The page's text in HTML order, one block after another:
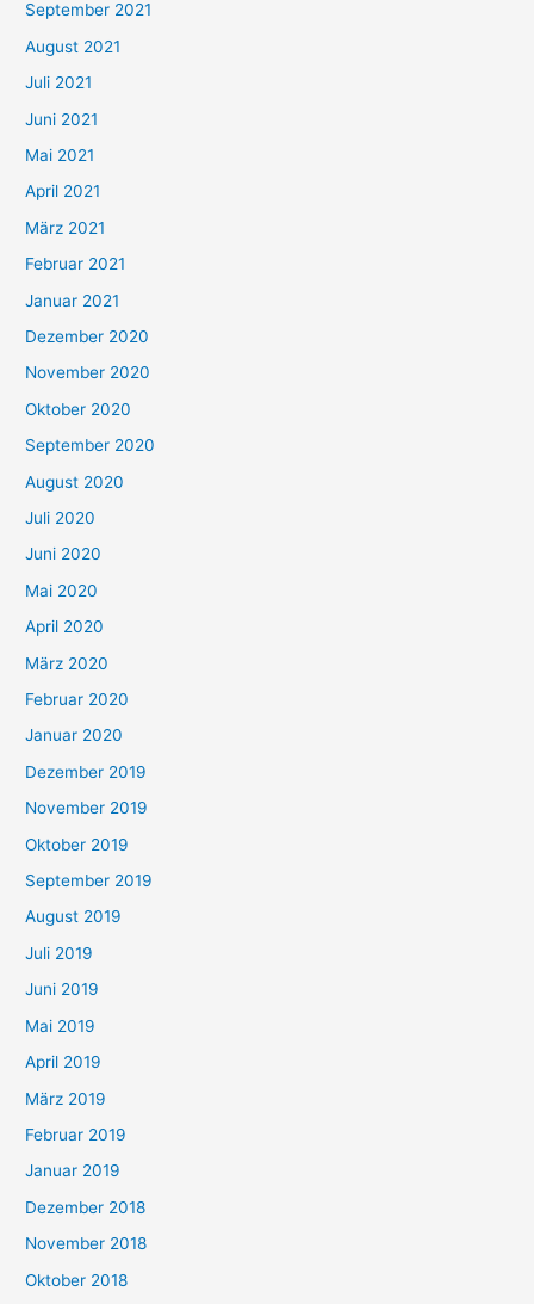
n
n
a
c
h
:
September 2021
August 2021
Juli 2021
Juni 2021
Mai 2021
April 2021
März 2021
Februar 2021
Januar 2021
Dezember 2020
November 2020
Oktober 2020
September 2020
August 2020
Juli 2020
Juni 2020
Mai 2020
April 2020
März 2020
Februar 2020
Januar 2020
Dezember 2019
November 2019
Oktober 2019
September 2019
August 2019
Juli 2019
Juni 2019
Mai 2019
April 2019
März 2019
Februar 2019
Januar 2019
Dezember 2018
November 2018
Oktober 2018